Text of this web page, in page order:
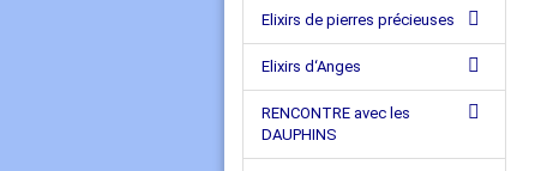
Elixirs de pierres précieuses
Elixirs d‘Anges
RENCONTRE avec les
DAUPHINS